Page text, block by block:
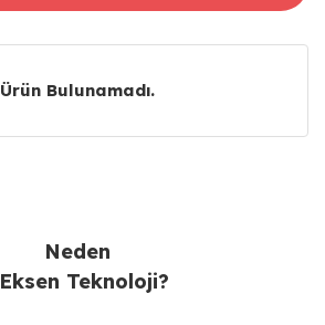
Ürün Bulunamadı.
Neden
Teknoloji?